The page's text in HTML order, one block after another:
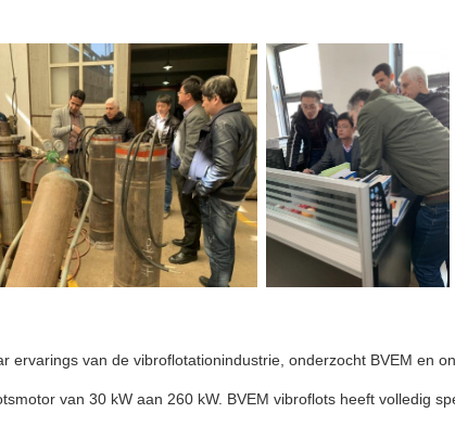
ervarings van de vibroflotationindustrie, onderzocht BVEM en
van 30 kW aan 260 kW. BVEM vibroflots heeft volledig